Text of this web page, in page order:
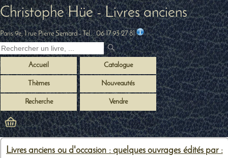
Christophe Hüe - Livres anciens
Paris 9e, 1 rue Pierre Semard- Tel. :06 17 93 27 81
Accueil Catalogue
Thèmes Nouveautés
Recherche Vendre
Livres anciens ou d'occasion : quelques ouvrages édités par :